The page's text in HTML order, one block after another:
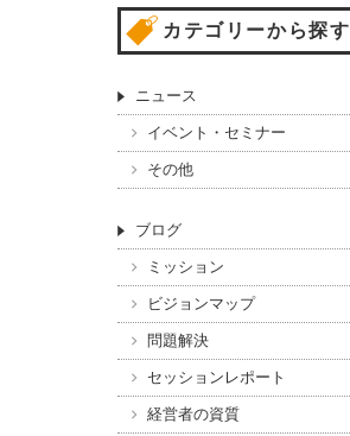
カテゴリーから探す
ニュース
イベント・セミナー
その他
ブログ
ミッション
ビジョンマップ
問題解決
セッションレポート
経営者の資質